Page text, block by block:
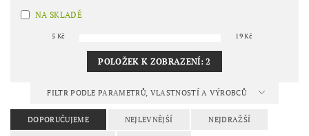
NA SKLADĚ
5 Kč 19Kč
POLOŽEK K ZOBRAZENÍ:2
FILTR PODLE PARAMETRŮ, VLASTNOSTÍ A VÝROBCŮ
DOPORUČUJEME NEJLEVNĚJŠÍ NEJDRAŽŠÍ